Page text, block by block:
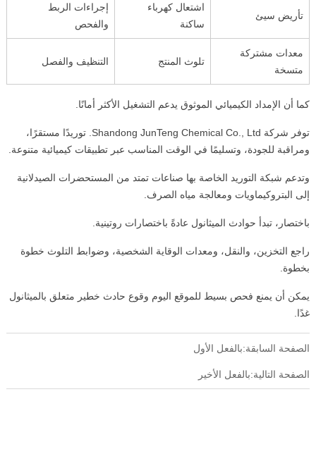
تأريض سيئ
اشتعال كهرباء
ساكنة
إجراءات الربط
والفحص
معدات مشتركة
متسخة
تلوث المنتج التنظيف والفصل
كما أن الإمداد الكيميائي الموثوق يدعم التشغيل الأكثر أمانًا.
توفر شركة Shandong JunTeng Chemical Co., Ltd. توريدًا مستقرًا،
ومراقبة للجودة، وتسليمًا في الوقت المناسب عبر تطبيقات كيميائية متنوعة.
وتدعم شبكة التوريد الخاصة بها صناعات تمتد من المستحضرات الصيدلانية
إلى البتروكيماويات ومعالجة مياه الصرف.
باختصار، تبدأ حوادث الميثانول عادةً باختصارات روتينية.
راجع التخزين، والنقل، ومعدات الوقاية الشخصية، وضوابط التلوث خطوة
بخطوة.
يمكن أن يمنع فحص بسيط للموقع اليوم وقوع حادث خطير متعلق بالميثانول
غدًا.
الصفحة السابقة:بالفعل الأول
الصفحة التالية:بالفعل الأخير